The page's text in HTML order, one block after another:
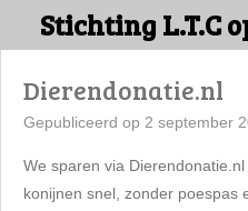
direct
naar
hoofdinhoud
Stichting L.T.C
Dierendonatie.nl
Gepubliceerd op 2 september
We sparen via
konijnen snel, zonder poespas